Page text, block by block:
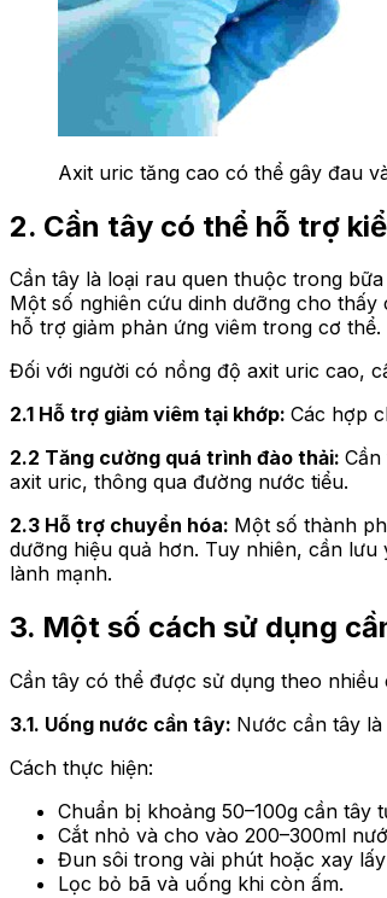
Axit uric tăng cao có thể gây đau
2. Cần tây có thể hỗ trợ
Cần tây là loại rau quen thuộc trong
Một số nghiên cứu dinh dưỡng cho
hỗ trợ giảm phản ứng viêm trong cơ thể.
Đối với người có nồng độ axit uric cao,
2.1 Hỗ trợ giảm viêm tại khớp: Các hợp
2.2 Tăng cường quá trình đào thải:
axit uric, thông qua đường nước tiểu.
2.3 Hỗ trợ chuyển hóa: Một số thành
dưỡng hiệu quả hơn. Tuy nhiên, cần
lành mạnh.
3. Một số cách sử dụng
Cần tây có thể được sử dụng theo
3.1. Uống nước cần tây: Nước cần tây
Cách thực hiện:
Chuẩn bị khoảng 50–100g cần tây
Cắt nhỏ và cho vào 200–300ml
Đun sôi trong vài phút hoặc xay
Lọc bỏ bã và uống khi còn ấm.